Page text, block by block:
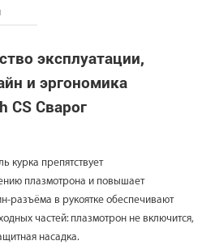
эксплуатации,
и эргономика
CS Сварог
курка препятствует
плазмотрона и повышает
разъёма в рукоятке обеспечивают
частей: плазмотрон не включится,
насадка.